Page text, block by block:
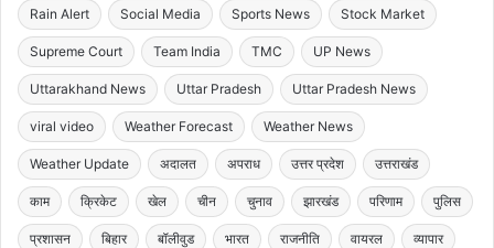
Rain Alert Social Media Sports News Stock Market
Supreme Court Team India TMC UP News
Uttarakhand News Uttar Pradesh Uttar Pradesh News
viral video Weather Forecast Weather News
Weather Update अदालत अपराध उत्तर प्रदेश उत्तराखंड
काम क्रिकेट खेल चीन चुनाव झारखंड परिणाम पुलिस
प्रशासन बिहार बॉलीवुड भारत राजनीति वायरल व्यापार